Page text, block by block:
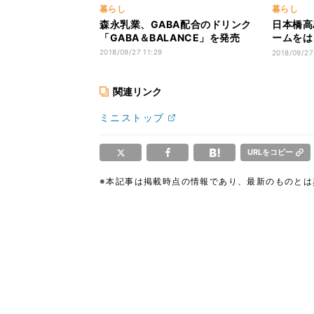
暮らし
森永乳業、GABA配合のドリンク
「GABA＆BALANCE」を発売
2018/09/27 11:29
暮らし
日本橋
ームを
売
2018/09/
関連リンク
ミニストップ
URLをコピー
※本記事は掲載時点の情報であり、最新のものと